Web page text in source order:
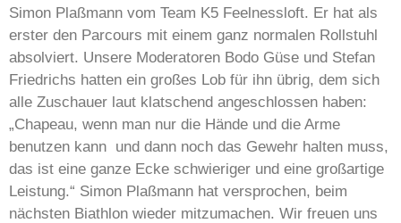
Simon Plaßmann vom Team K5 Feelnessloft. Er hat als
erster den Parcours mit einem ganz normalen Rollstuhl
absolviert. Unsere Moderatoren Bodo Güse und Stefan
Friedrichs hatten ein großes Lob für ihn übrig, dem sich
alle Zuschauer laut klatschend angeschlossen haben:
„Chapeau, wenn man nur die Hände und die Arme
benutzen kann und dann noch das Gewehr halten muss,
das ist eine ganze Ecke schwieriger und eine großartige
Leistung.“ Simon Plaßmann hat versprochen, beim
nächsten Biathlon wieder mitzumachen. Wir freuen uns